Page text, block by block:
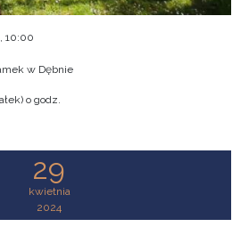
10:00
w Dębnie
o godz.
29
kwietnia
2024